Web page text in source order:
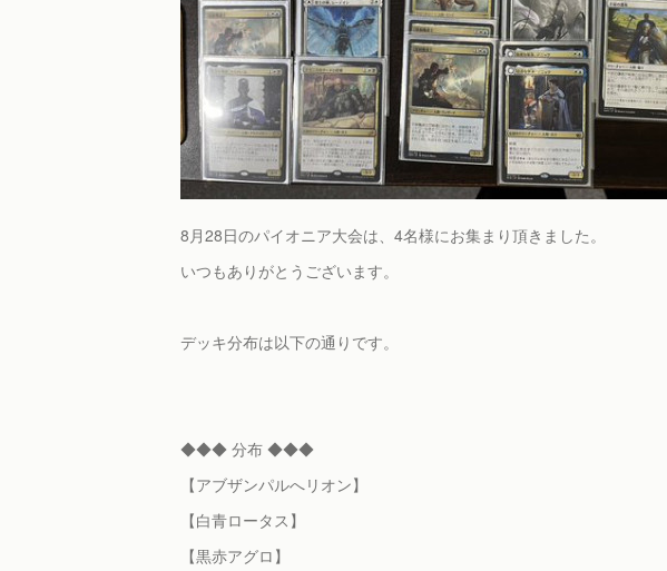
8月28日のパイオニア大会は、4名様にお集まり頂きました。
いつもありがとうございます。
デッキ分布は以下の通りです。
◆◆◆ 分布 ◆◆◆
【アブザンパルへリオン】
【白青ロータス】
【黒赤アグロ】